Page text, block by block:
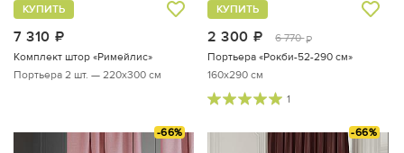
7 310
КУПИТЬ
Комплект штор «Римейлис»
Портьера 2 шт. — 220х300 см
2 300 руб.
6 770 руб.
КУПИТЬ
Портьера «Рокби-52-290 см»
160x290 см
1
-66% -66%